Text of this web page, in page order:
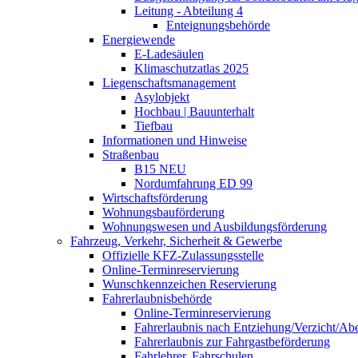
Leitung - Abteilung 4
Enteignungsbehörde
Energiewende
E-Ladesäulen
Klimaschutzatlas 2025
Liegenschaftsmanagement
Asylobjekt
Hochbau | Bauunterhalt
Tiefbau
Informationen und Hinweise
Straßenbau
B15 NEU
Nordumfahrung ED 99
Wirtschaftsförderung
Wohnungsbauförderung
Wohnungswesen und Ausbildungsförderung
Fahrzeug, Verkehr, Sicherheit & Gewerbe
Offizielle KFZ-Zulassungsstelle
Online-Terminreservierung
Wunschkennzeichen Reservierung
Fahrerlaubnisbehörde
Online-Terminreservierung
Fahrerlaubnis nach Entziehung/Verzicht/
Fahrerlaubnis zur Fahrgastbeförderung